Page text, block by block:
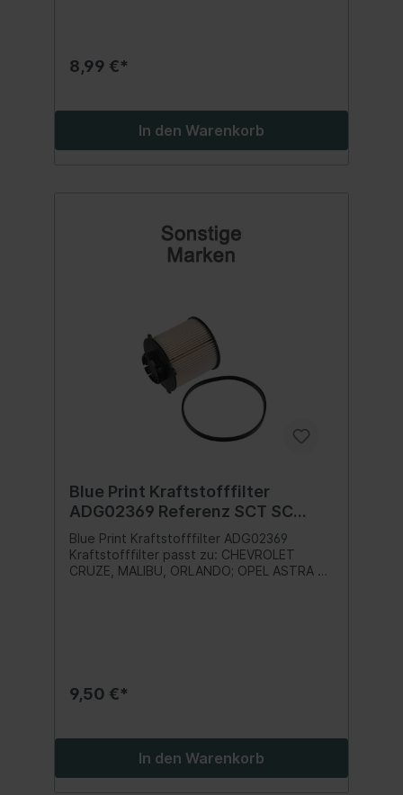
8,99 €*
In den Warenkorb
Blue Print Kraftstofffilter
ADG02369 Referenz SCT SC
7067 P
Blue Print Kraftstofffilter ADG02369
Kraftstofffilter passt zu: CHEVROLET
CRUZE, MALIBU, ORLANDO; OPEL ASTRA J,
9,50 €*
In den Warenkorb